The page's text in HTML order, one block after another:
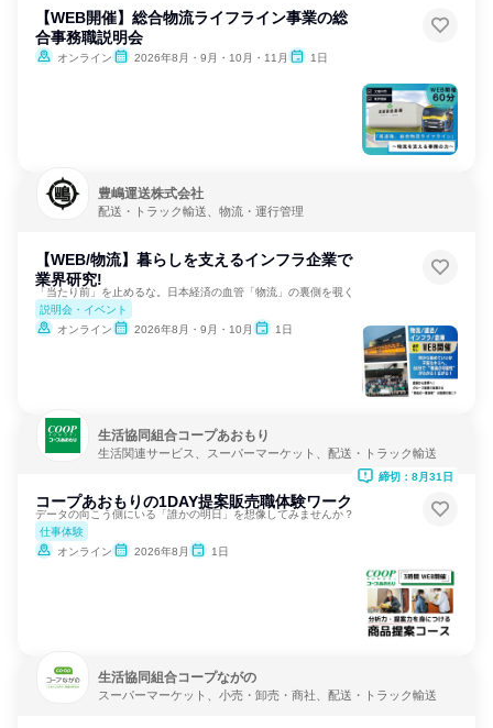
【WEB開催】総合物流ライフライン事業の総
合事務職説明会
オンライン 2026年8月・9月・10月・11月 1日
豊嶋運送株式会社
配送・トラック輸送、物流・運行管理
【WEB/物流】暮らしを支えるインフラ企業で
業界研究!
「当たり前」を止めるな。日本経済の血管「物流」の裏側を覗く
説明会・イベント
オンライン
2026年8月・9月・10月 1日
生活協同組合コープあおもり
生活関連サービス、スーパーマーケット、配送・トラック輸送
コープあおもりの1DAY提案販売職体験ワーク
データの向こう側にいる「誰かの明日」を想像してみませんか？
仕事体験
オンライン
2026年8月 1日
締切：8月31日
生活協同組合コープながの
スーパーマーケット、小売・卸売・商社、配送・トラック輸送